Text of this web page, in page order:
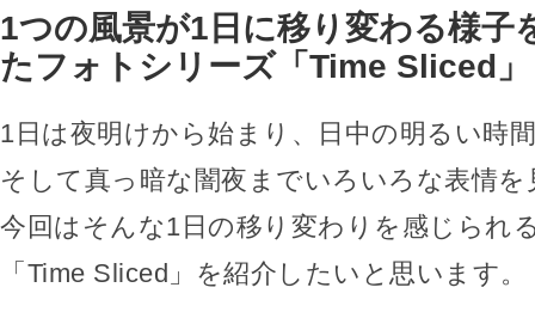
1つの風景が1日に移り変わる様子
たフォトシリーズ「Time Sliced」
1日は夜明けから始まり、日中の明るい時
そして真っ暗な闇夜までいろいろな表情
今回はそんな1日の移り変わりを感じられ
「Time Sliced」を紹介したいと思います。